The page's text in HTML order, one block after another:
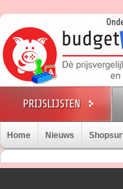
Home Nieuws